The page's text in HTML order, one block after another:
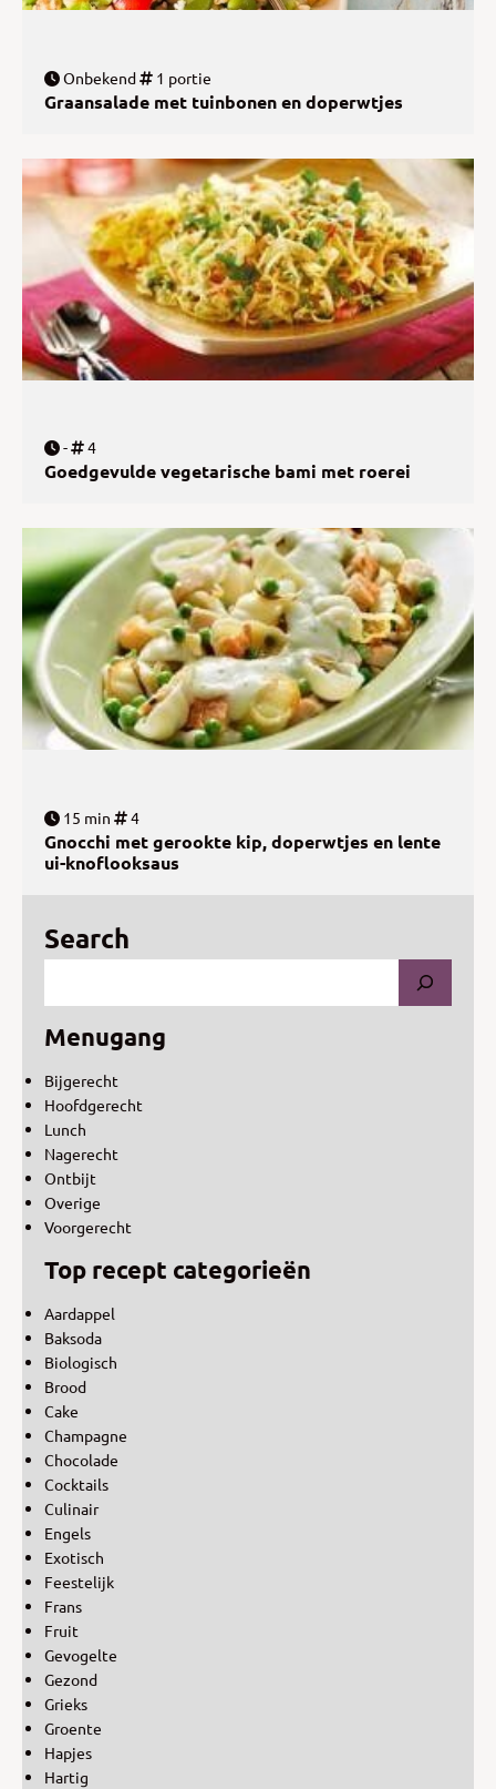
Onbekend 1 portie
Graansalade met tuinbonen en doperwtjes
- 4
Goedgevulde vegetarische bami met roerei
15 min 4
Gnocchi met gerookte kip, doperwtjes en lente
ui-knoflooksaus
Search
Menugang
Bijgerecht
Hoofdgerecht
Lunch
Nagerecht
Ontbijt
Overige
Voorgerecht
Top recept categorieën
Aardappel
Baksoda
Biologisch
Brood
Cake
Champagne
Chocolade
Cocktails
Culinair
Engels
Exotisch
Feestelijk
Frans
Fruit
Gevogelte
Gezond
Grieks
Groente
Hapjes
Hartig